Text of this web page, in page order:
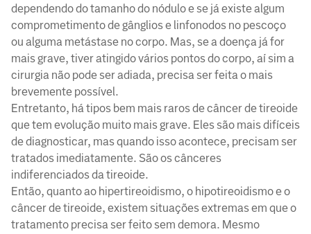
dependendo do tamanho do nódulo e se já existe algum
comprometimento de gânglios e linfonodos no pescoço
ou alguma metástase no corpo. Mas, se a doença já for
mais grave, tiver atingido vários pontos do corpo, aí sim a
cirurgia não pode ser adiada, precisa ser feita o mais
brevemente possível.
Entretanto, há tipos bem mais raros de câncer de tireoide
que tem evolução muito mais grave. Eles são mais difíceis
de diagnosticar, mas quando isso acontece, precisam ser
tratados imediatamente. São os cânceres
indiferenciados da tireoide.
Então, quanto ao hipertireoidismo, o hipotireoidismo e o
câncer de tireoide, existem situações extremas em que o
tratamento precisa ser feito sem demora. Mesmo